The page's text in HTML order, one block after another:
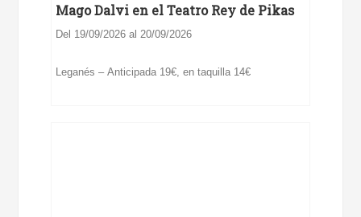
Mago Dalvi en el Teatro Rey de Pikas
Del 19/09/2026 al 20/09/2026
Leganés – Anticipada 19€, en taquilla 14€